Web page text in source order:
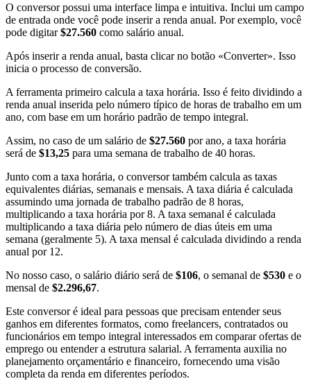
O conversor possui uma interface limpa e intuitiva. Inclui um campo
de entrada onde você pode inserir a renda anual. Por exemplo, você
pode digitar$27.560 como salário anual.
Após inserir a renda anual, basta clicar no botão «Converter». Isso
inicia o processo de conversão.
A ferramenta primeiro calcula a taxa horária. Isso é feito dividindo a
renda anual inserida pelo número típico de horas de trabalho em um
ano, com base em um horário padrão de tempo integral.
Assim, no caso de um salário de $27.560 por ano, a taxa horária
será de $13,25 para uma semana de trabalho de 40 horas.
Junto com a taxa horária, o conversor também calcula as taxas
equivalentes diárias, semanais e mensais. A taxa diária é calculada
assumindo uma jornada de trabalho padrão de 8 horas,
multiplicando a taxa horária por 8. A taxa semanal é calculada
multiplicando a taxa diária pelo número de dias úteis em uma
semana (geralmente 5). A taxa mensal é calculada dividindo a renda
anual por 12.
No nosso caso, o salário diário será de $106, o semanal de $530 e o
mensal de $2.296,67.
Este conversor é ideal para pessoas que precisam entender seus
ganhos em diferentes formatos, como freelancers, contratados ou
funcionários em tempo integral interessados em comparar ofertas de
emprego ou entender a estrutura salarial. A ferramenta auxilia no
planejamento orçamentário e financeiro, fornecendo uma visão
completa da renda em diferentes períodos.